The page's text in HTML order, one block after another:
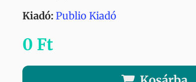
Kiadó: Publio Kiadó
0 Ft